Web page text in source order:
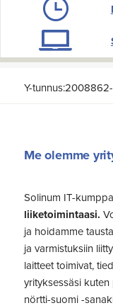
Y-
Me olemme
Solinum IT-
liiketoimintaasi.
ja hoidamme
ja varmistuksiin
laitteet toimivat,
yrityksessäsi
nörtti-suomi -